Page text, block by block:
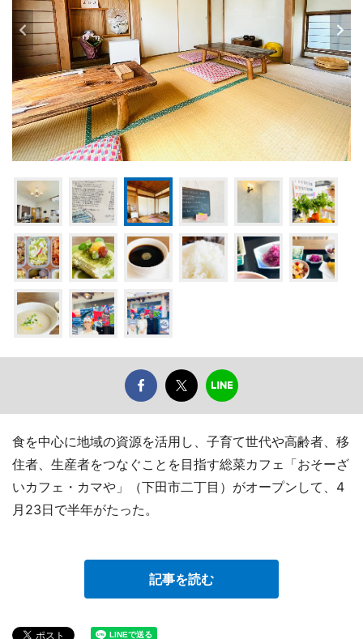
食を中心に地域の資源を活用し、子育て世代や高齢者、移
住者、生産者をつなぐことを目指す総菜カフェ「おそーざ
いカフェ・カマや」（下田市二丁目）がオープンして、4
月23日で半年がたった。
記事を読む